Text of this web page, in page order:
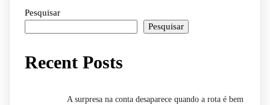
Pesquisar
Pesquisar
Recent Posts
A surpresa na conta desaparece quando a rota é bem